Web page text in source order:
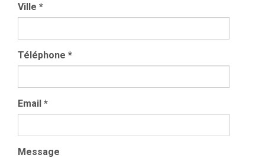
Ville *
Téléphone *
Email *
Message